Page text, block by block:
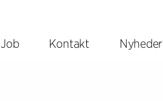
Job Kontakt Nyheder